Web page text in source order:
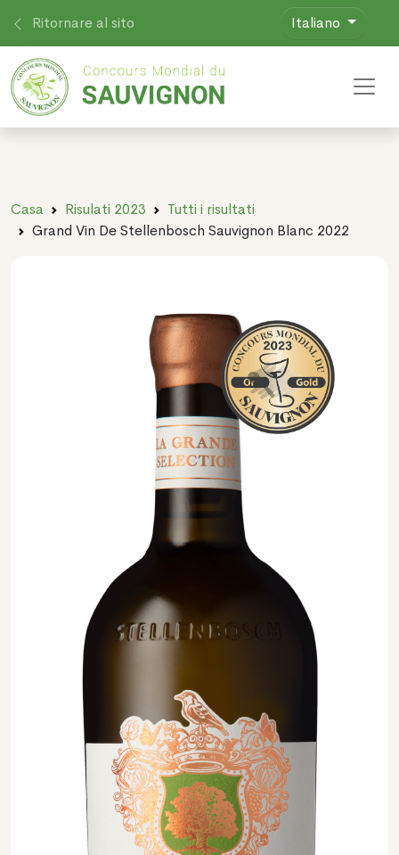
Ritornare al sito Italiano
Casa Risulati 2023
Tutti i risultati
Grand Vin De Stellenbosch Sauvignon Blanc 2022